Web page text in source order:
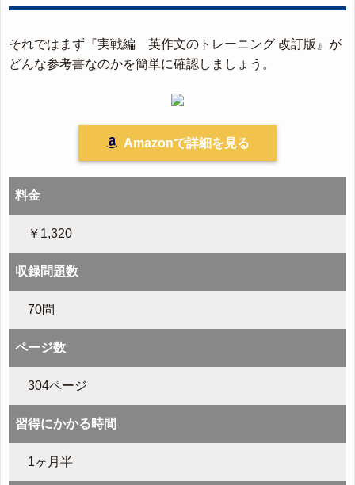
それではまず『実戦編 英作文のトレーニング 改訂版』が
どんな参考書なのかを簡単に確認しましょう。
Amazonで詳細を見る
料金
￥1,320
収録問題数
70問
ページ数
304ページ
習得にかかる時間
1ヶ月半